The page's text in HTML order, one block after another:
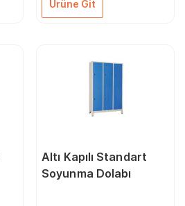
Ürüne Git
Altı Kapılı Standart
Soyunma Dolabı